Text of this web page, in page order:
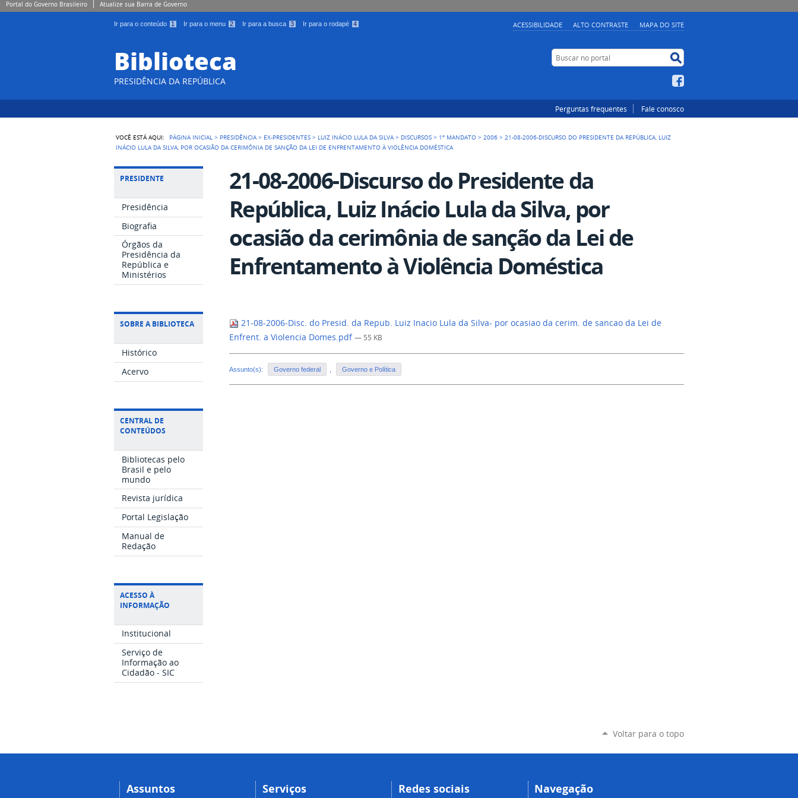
Portal do Governo Brasileiro Atualize sua Barra de Governo
Ir para o conteúdo 1 Ir para o menu 2 Ir para a busca 3 Ir para o rodapé 4 ACESSIBILIDADE ALTO CONTRASTE MAPA DO SITE
Biblioteca
PRESIDÊNCIA DA REPÚBLICA
Buscar no portal
Perguntas frequentes Fale conosco
VOCÊ ESTÁ AQUI: PÁGINA INICIAL > PRESIDÊNCIA > EX-PRESIDENTES > LUIZ INÁCIO LULA DA SILVA > DISCURSOS > 1º MANDATO >2006 >21-08-2006-DISCURSO DO PRESIDENTE DA REPÚBLICA, LUIZ
INÁCIO LULA DA SILVA, POR OCASIÃO DA CERIMÔNIA DE SANÇÃO DA LEI DE ENFRENTAMENTO À VIOLÊNCIA DOMÉSTICA
PRESIDENTE
Presidência
Biografia
Órgãos da
Presidência da
República e
Ministérios
SOBRE A BIBLIOTECA
Histórico
Acervo
CENTRAL DE
CONTEÚDOS
Bibliotecas pelo
Brasil e pelo
mundo
Revista jurídica
Portal Legislação
Manual de
Redação
ACESSO À
INFORMAÇÃO
Institucional
Serviço de
Informação ao
Cidadão - SIC
21-08-2006-Discurso do Presidente da
República, Luiz Inácio Lula da Silva, por
ocasião da cerimônia de sanção da Lei de
Enfrentamento à Violência Doméstica
21-08-2006-Disc. do Presid. da Repub. Luiz Inacio Lula da Silva- por ocasiao da cerim. de sancao da Lei de
Enfrent. a Violencia Domes.pdf— 55 KB
Assunto(s): Governo federal Governo e Política
Voltar para o topo
Assuntos Serviços Redes sociais Navegação